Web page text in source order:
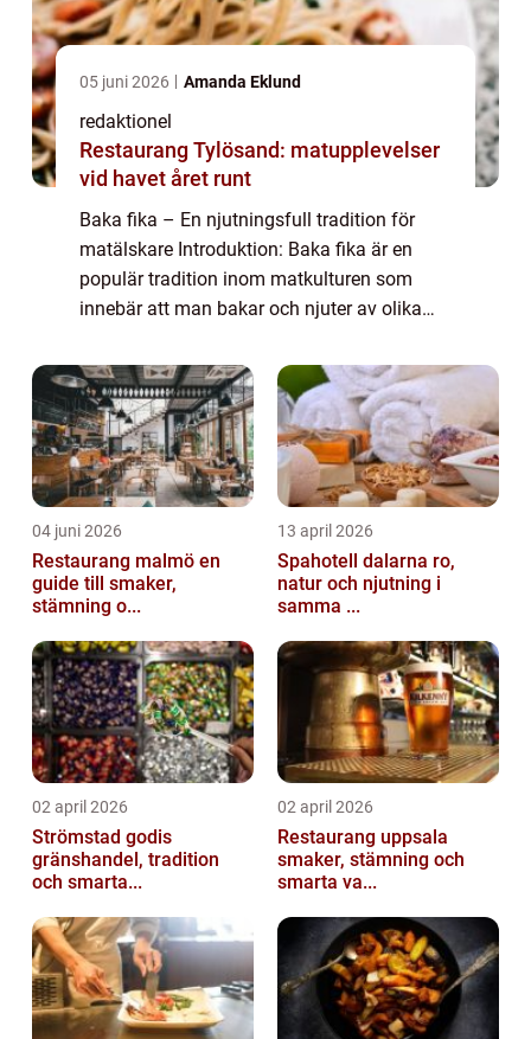
05 juni 2026 Amanda Eklund
redaktionel
Restaurang Tylösand: matupplevelser
vid havet året runt
Baka fika – En njutningsfull tradition för
matälskare Introduktion: Baka fika är en
populär tradition inom matkulturen som
innebär att man bakar och njuter av olika
eller te. I denna artikel kommer vi att g...
04 juni 2026
Restaurang malmö en
guide till smaker,
stämning o...
13 april 2026
Spahotell dalarna ro,
natur och njutning i
samma ...
02 april 2026
Strömstad godis
gränshandel, tradition
och smarta...
02 april 2026
Restaurang uppsala
smaker, stämning och
smarta va...